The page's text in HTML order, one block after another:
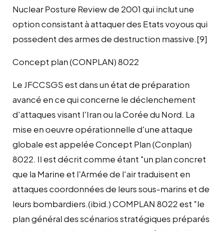
Nuclear Posture Review de 2001 qui inclut une
option consistant à attaquer des Etats voyous qui
possedent des armes de destruction massive.[9]
Concept plan (CONPLAN) 8022
Le JFCCSGS est dans un état de préparation
avancé en ce qui concerne le déclenchement
d'attaques visant l'Iran ou la Corée du Nord. La
mise en oeuvre opérationnelle d'une attaque
globale est appelée Concept Plan (Conplan)
8022. Il est décrit comme étant "un plan concret
que la Marine et l'Armée de l'air traduisent en
attaques coordonnées de leurs sous-marins et de
leurs bombardiers.(ibid.) COMPLAN 8022 est "le
plan général des scénarios stratégiques préparés